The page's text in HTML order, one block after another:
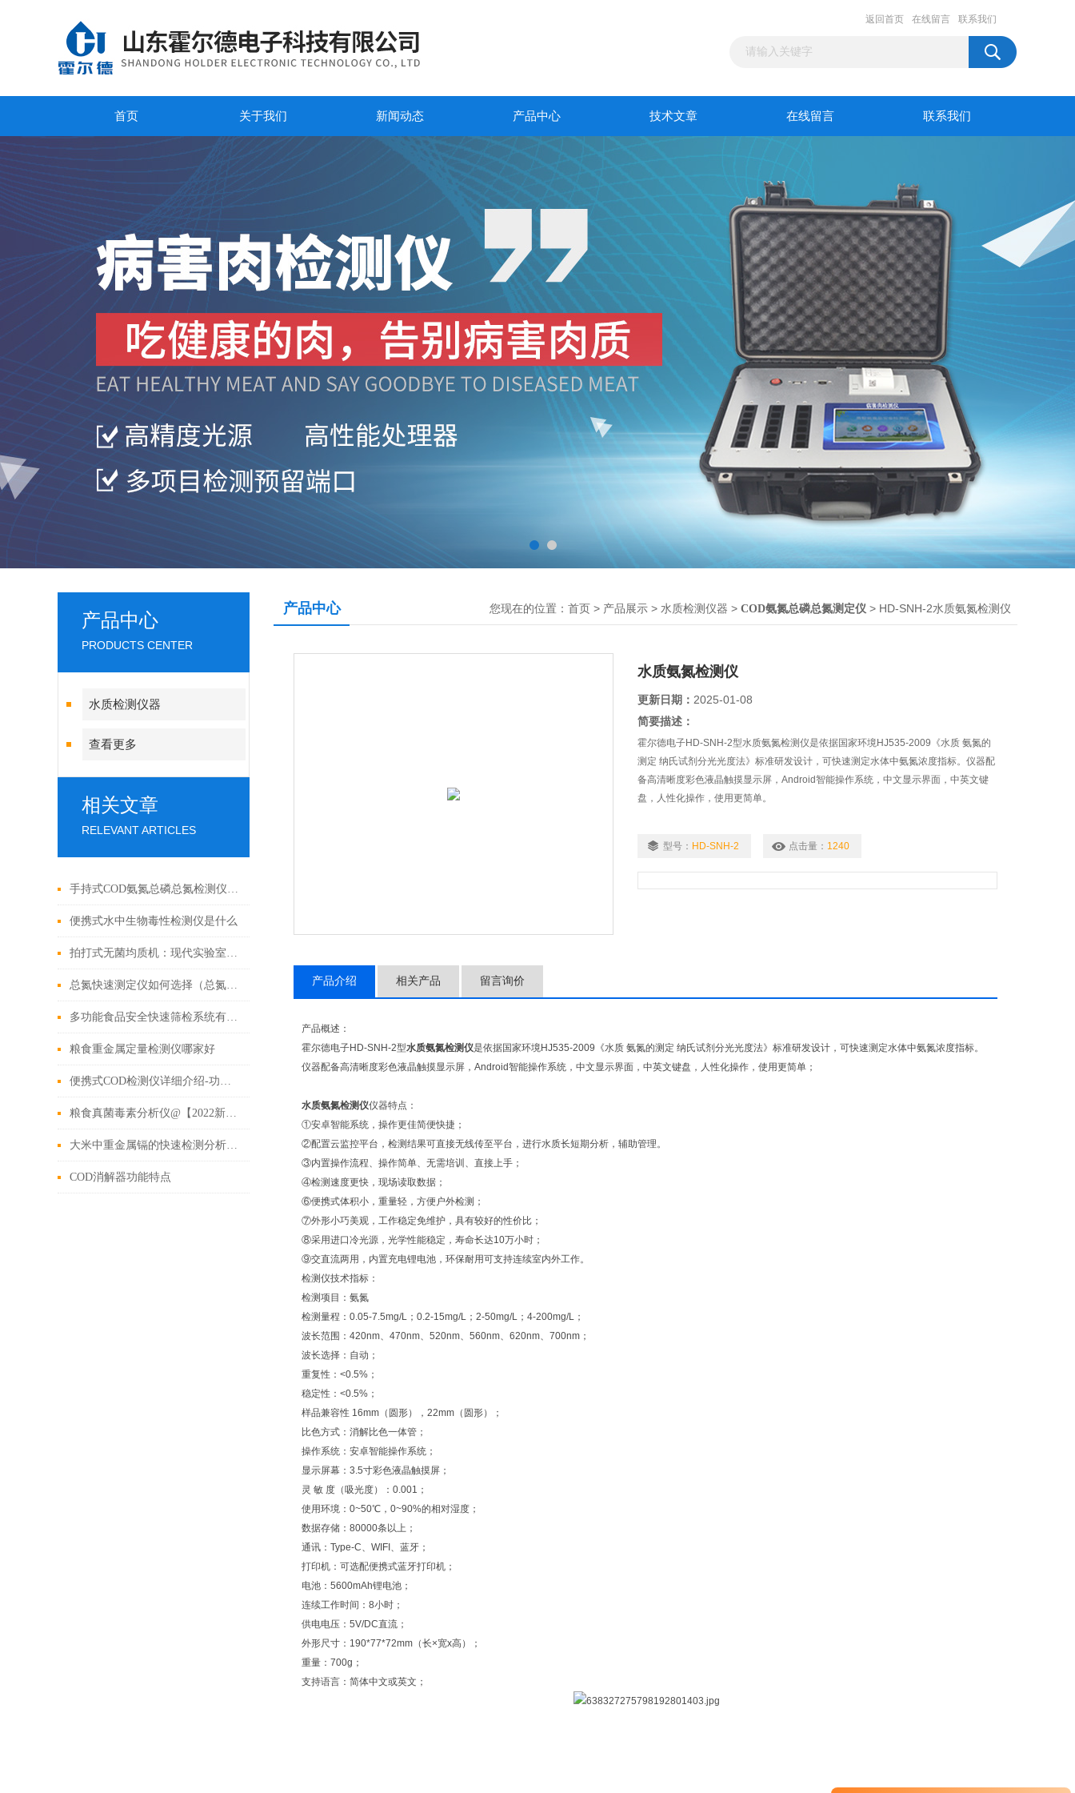
返回首页 在线留言 联系我们
首页 关于我们 新闻动态 产品中心 技术文章 在线留言 联系我们
产品中心
PRODUCTS CENTER
水质检测仪器
查看更多
相关文章
RELEVANT ARTICLES
手持式COD氨氮总磷总氮检测仪的主要用途
便携式水中生物毒性检测仪是什么
拍打式无菌均质机：现代实验室样品处理的革新力量
总氮快速测定仪如何选择（总氮快速测定仪厂家推荐）
多功能食品安全快速筛检系统有哪些用处
粮食重金属定量检测仪哪家好
便携式COD检测仪详细介绍-功能、原理及特性
粮食真菌毒素分析仪@【2022新款】_粮食谷物真菌毒素检测仪
大米中重金属镉的快速检测分析仪产品介绍说明
COD消解器功能特点
产品中心 您现在的位置： 首页 > 产品展示 > 水质检测仪器 > COD氨氮总磷总氮测定仪 > HD-SNH-2水质氨氮检测仪
水质氨氮检测仪
更新日期： 2025-01-08
简要描述：
霍尔德电子HD-SNH-2型水质氨氮检测仪是依据国家环境HJ535-2009《水质 氨氮的
测定 纳氏试剂分光光度法》标准研发设计，可快速测定水体中氨氮浓度指标。仪器配
备高清晰度彩色液晶触摸显示屏，Android智能操作系统，中文显示界面，中英文键
盘，人性化操作，使用更简单。
型号： HD-SNH-2 点击量： 1240
产品介绍 相关产品 留言询价
产品概述：
霍尔德电子HD-SNH-2型水质氨氮检测仪是依据国家环境HJ535-2009《水质 氨氮的测定 纳氏试剂分光光度法》标准研发设计，可快速测定水体中氨氮浓度指标。
仪器配备高清晰度彩色液晶触摸显示屏，Android智能操作系统，中文显示界面，中英文键盘，人性化操作，使用更简单；
水质氨氮检测仪仪器特点：
①安卓智能系统，操作更佳简便快捷；
②配置云监控平台，检测结果可直接无线传至平台，进行水质长短期分析，辅助管理。
③内置操作流程、操作简单、无需培训、直接上手；
④检测速度更快，现场读取数据；
⑥便携式体积小，重量轻，方便户外检测；
⑦外形小巧美观，工作稳定免维护，具有较好的性价比；
⑧采用进口冷光源，光学性能稳定，寿命长达10万小时；
⑨交直流两用，内置充电锂电池，环保耐用可支持连续室内外工作。
检测仪技术指标：
检测项目：氨氮
检测量程：0.05-7.5mg/L；0.2-15mg/L；2-50mg/L；4-200mg/L；
波长范围：420nm、470nm、520nm、560nm、620nm、700nm；
波长选择：自动；
重复性：<0.5%；
稳定性：<0.5%；
样品兼容性 16mm（圆形），22mm（圆形）；
比色方式：消解比色一体管；
操作系统：安卓智能操作系统；
显示屏幕：3.5寸彩色液晶触摸屏；
灵 敏 度（吸光度）：0.001；
使用环境：0~50℃，0~90%的相对湿度；
数据存储：80000条以上；
通讯：Type-C、WIFI、蓝牙；
打印机：可选配便携式蓝牙打印机；
电池：5600mAh锂电池；
连续工作时间：8小时；
供电电压：5V/DC直流；
外形尺寸：190*77*72mm（长×宽x高）；
重量：700g；
支持语言：简体中文或英文；